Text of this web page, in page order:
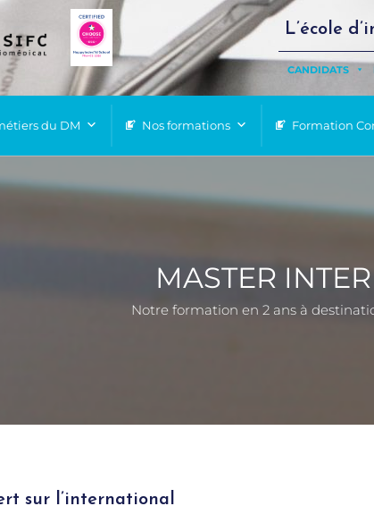
L’école
CANDIDATS
du DM Nos formations Formation
MASTER
Notre formation en 2 ans à
sur l’international